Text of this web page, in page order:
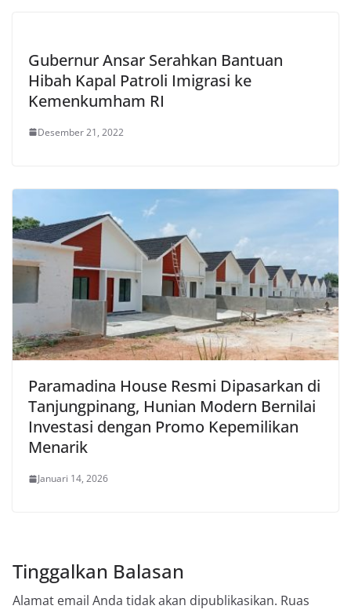
Gubernur Ansar Serahkan Bantuan
Hibah Kapal Patroli Imigrasi ke
Kemenkumham RI
Desember 21, 2022
Paramadina House Resmi Dipasarkan di
Tanjungpinang, Hunian Modern Bernilai
Investasi dengan Promo Kepemilikan
Menarik
Januari 14, 2026
Tinggalkan Balasan
Alamat email Anda tidak akan dipublikasikan. Ruas